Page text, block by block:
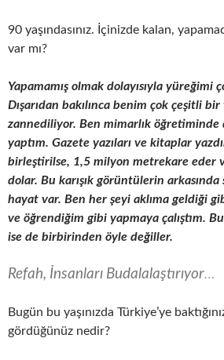
90 yaşındasınız. İçinizde kalan,
var mı?
Yapamamış olmak dolayısıyla yüreğimi
Dışarıdan bakılınca benim çok çeşitli
zannediliyor. Ben mimarlık öğretiminde
yaptım. Gazete yazıları ve kitaplar
birleştirilse, 1,5 milyon metrekare eder
dolar. Bu karışık görüntülerin
hayat var. Ben her şeyi aklıma geldiği
ve öğrendiğim gibi yapmaya çalıştım.
ise de birbirinden öyle değiller.
Refah, İnsanları Budalalaştırıyor…
Bugün bu yaşınızda Türkiye’ye
gördüğünüz nedir?